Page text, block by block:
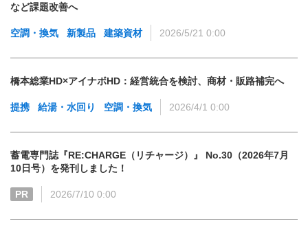
など課題改善へ
空調・換気 新製品 建築資材 2026/5/21 0:00
橋本総業HD×アイナボHD：経営統合を検討、商材・販路補完へ
提携 給湯・水回り 空調・換気 2026/4/1 0:00
蓄電専門誌『RE:CHARGE（リチャージ）』 No.30（2026年7月
10日号）を発刊しました！
PR 2026/7/10 0:00